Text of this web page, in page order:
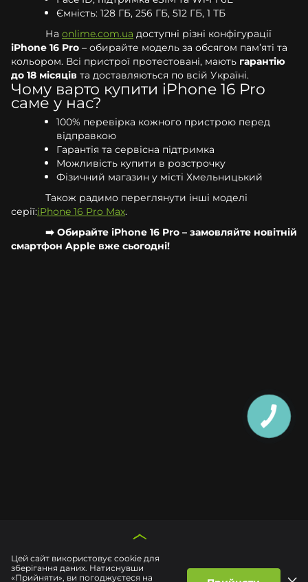
Ємність: 128 ГБ, 256 ГБ, 512 ГБ, 1 ТБ
На onlime.com.ua доступні різні конфігурації
iPhone 16 Pro – обирайте модель за обсягом пам’яті та
кольором. Всі пристрої протестовані, мають гарантію
до 18 місяців та доставляються по всій Україні.
Чому варто купити iPhone 16 Pro
саме у нас?
100% перевірка кожного пристрою перед
відправкою
Гарантія та сервісна підтримка
Можливість купити в розстрочку
Фізичний магазин у місті Хмельницький
Також радимо переглянути інші моделі
серії:iPhone 16 Pro Max.
➡️ Обирайте iPhone 16 Pro – замовляйте новітній
смартфон Apple вже сьогодні!
Цей сайт використовує cookie для
зберігання даних. Натиснувши
«Прийняти», ви погоджуєтеся на